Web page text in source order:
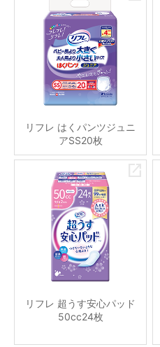
リフレ はくパンツジュニ
アSS20枚
リフレ 超うす安心パッド
50cc24枚